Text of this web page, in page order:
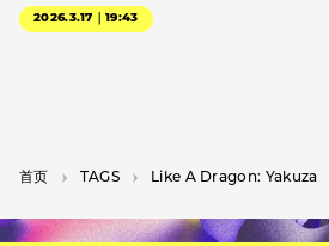
2026.3.17｜19:43
首页 T­A­G­S Like A Dragon: Yakuza